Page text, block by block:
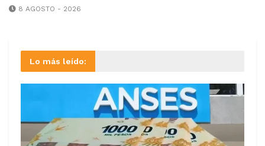
8 AGOSTO - 2026
Lo más leído: